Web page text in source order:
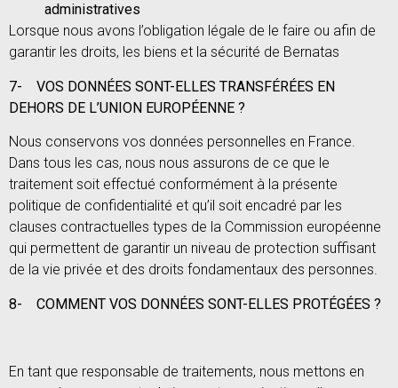
administratives
Lorsque nous avons l’obligation légale de le faire ou afin de
garantir les droits, les biens et la sécurité de Bernatas
7-
VOS DONNÉES SONT-ELLES TRANSFÉRÉES EN
DEHORS DE L’UNION EUROPÉENNE ?
Nous conservons vos données personnelles en France.
Dans tous les cas, nous nous assurons de ce que le
traitement soit effectué conformément à la présente
politique de confidentialité et qu’il soit encadré par les
clauses contractuelles types de la Commission européenne
qui permettent de garantir un niveau de protection suffisant
de la vie privée et des droits fondamentaux des personnes.
8- COMMENT VOS DONNÉES SONT-ELLES PROTÉGÉES ?
En tant que responsable de traitements, nous mettons en